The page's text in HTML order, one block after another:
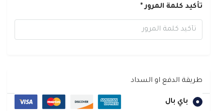
تأكيد كلمة المرور *
طريقة الدفع او السداد
باي بال